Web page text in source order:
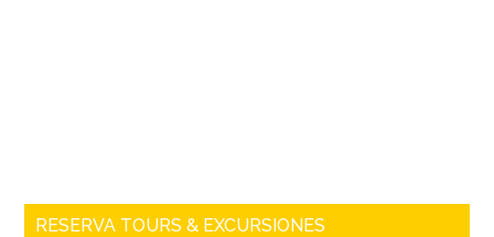
RESERVA TOURS & EXCURSIONES